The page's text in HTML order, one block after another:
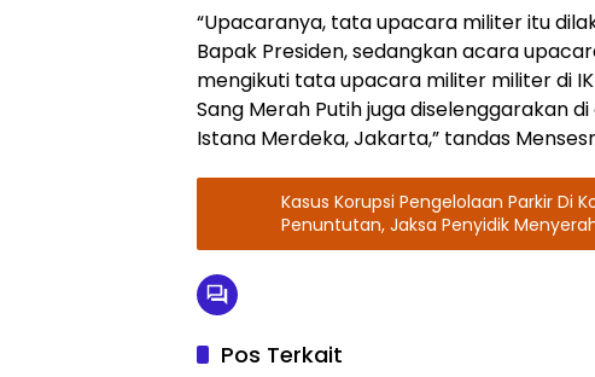
“Upacaranya, tata upacara militer itu
Bapak Presiden, sedangkan acara
mengikuti tata upacara militer militer di
Sang Merah Putih juga diselenggarakan
Istana Merdeka, Jakarta,” tandas
Kasus Korupsi Pengelolaan Parkir Di
Penuntutan, Jaksa Penyidik
Penuntut Umum
Pos Terkait